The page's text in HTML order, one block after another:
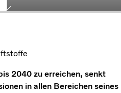
2040 zu erreichen, senkt
in allen Bereichen seines